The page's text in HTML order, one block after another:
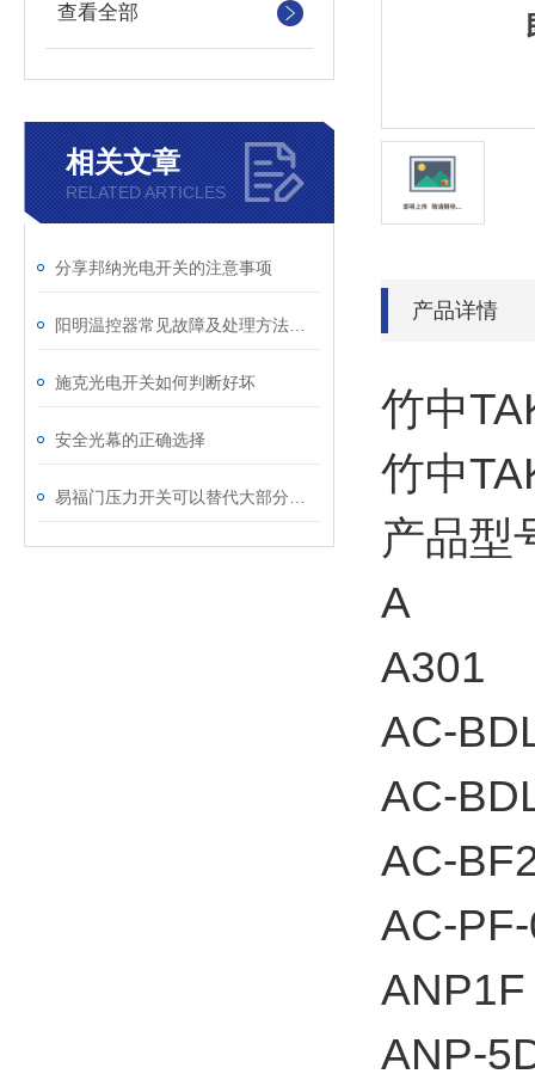
查看全部
相关文章
RELATED ARTICLES
分享邦纳光电开关的注意事项
施克光电开关如何判断好坏
安全光幕的正确选择
产品详情
竹中
竹中
产品型
A
A301
AC-
AC-
AC-
AC-
ANP1F
ANP-